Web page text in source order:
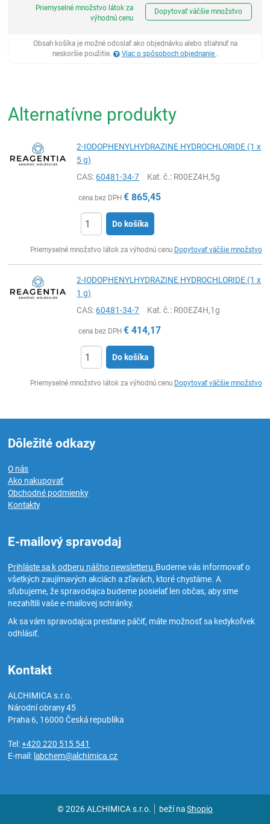
Priemyselné množstvo látok za
výhodnú cenu
Dopytovať väčšie množstvo
Obsah košíka je možné odoslať ako objednávku alebo stiahnuť na
neskoršie použitie.
Viac o spôsoboch objednanie .
Alternatívne produkty
2-IODOPHENYLHYDRAZINE HYDROCHLORIDE (1 x
5 g)
CAS:60481-34-7 Kat. č.: R00EZ4H,5g
cena bez DPH € 865,45
Do košíka
Priemyselné množstvo látok za výhodnú cenu Dopytovať väčšie množstvo
2-IODOPHENYLHYDRAZINE HYDROCHLORIDE (1 x
1 g)
CAS:60481-34-7 Kat. č.: R00EZ4H,1g
cena bez DPH € 414,17
Do košíka
Priemyselné množstvo látok za výhodnú cenu Dopytovať väčšie množstvo
Dôležité odkazy
O nás
Ako nakupovať
Obchodné podmienky
Kontakty
E-mailový spravodaj
Prihláste sa k odberu nášho newsletteru.Budeme vás informovať o
všetkých zaujímavých akciách a zľavách, ktoré chystáme. A
sľubujeme, že spravodajca budeme posielať len občas, aby sme
nezahltili vaše e-mailovej schránky.
Ak sa vám spravodajca prestane páčiť, máte možnosť sa kedykoľvek
odhlásiť.
Kontakt
ALCHIMICA s.r.o.
Národní obrany 45
Praha 6, 16000Česká republika
Tel:+420 220 515 541
E-mail: labchem@alchimica.cz
© 2026 ALCHIMICA s.r.o. beží naShopio